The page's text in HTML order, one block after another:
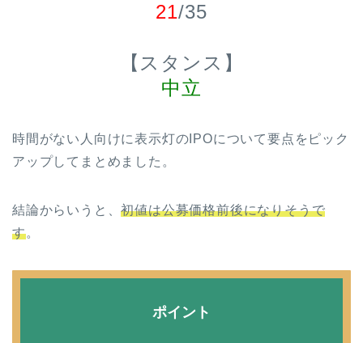
21/35
【スタンス】
中立
時間がない人向けに表示灯のIPOについて要点をピック
アップしてまとめました。
結論からいうと、初値は公募価格前後になりそうで
す。
ポイント